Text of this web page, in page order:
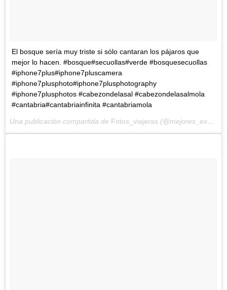
El bosque sería muy triste si sólo cantaran los pájaros que
mejor lo hacen. #bosque#secuollas#verde #bosquesecuollas
#iphone7plus#iphone7pluscamera
#iphone7plusphoto#iphone7plusphotography
#iphone7plusphotos #cabezondelasal #cabezondelasalmola
#cantabria#cantabriainfinita #cantabriamola
Una publicación compartida de Fotos_viajeras (@mejores_experiencias_viajeras) el